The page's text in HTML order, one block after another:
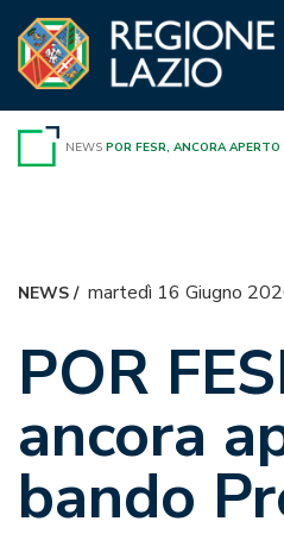
contenuto
NEWS POR FESR, ANCORA
NEWS/ martedì 16 Giugno
POR
ancora
bando